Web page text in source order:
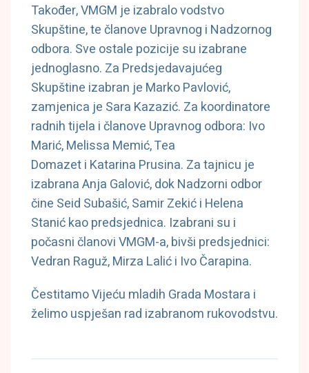
Također, VMGM je izabralo vodstvo
Skupštine, te članove Upravnog i Nadzornog
odbora. Sve ostale pozicije su izabrane
jednoglasno. Za Predsjedavajućeg
Skupštine izabran je Marko Pavlović,
zamjenica je Sara Kazazić. Za koordinatore
radnih tijela i članove Upravnog odbora: Ivo
Marić, Melissa Memić, Tea
Domazet i Katarina Prusina. Za tajnicu je
izabrana Anja Galović, dok Nadzorni odbor
čine Seid Subašić, Samir Zekić i Helena
Stanić kao predsjednica. Izabrani su i
počasni članovi VMGM-a, bivši predsjednici:
Vedran Raguž, Mirza Lalić i Ivo Čarapina.
Čestitamo Vijeću mladih Grada Mostara i
želimo uspješan rad izabranom rukovodstvu.